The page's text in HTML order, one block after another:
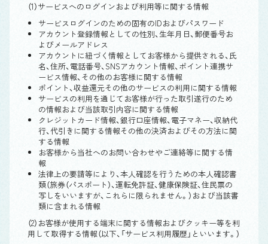
（1）サービスへのログインおよび利用等に関する情報
サービスログインのための固有のIDおよびパスワード
アカウント登録情報としての性別、生年月日、郵便番号お
よびメールアドレス
アカウントに紐づく情報としてお客様から提供される、氏
名、住所、電話番号、SNSアカウント情報、ポイント連携サ
ービス情報、その他のお客様に関する情報
ポイント、収益還元その他のサービスの利用に関する情報
サービスの利用を通じてお客様が行った取引遂行のため
の情報および当該取引内容に関する情報
クレジットカード情報、銀行口座情報、電子マネー、収納代
行、代引きに関する情報その他の決済およびその方法に関
する情報
お客様から当社へのお問い合わせやご連絡等に関する情
報
法律上の要請等により、本人確認を行うための本人確認書
類（旅券（パスポート）、運転免許証、健康保険証、住民票の
写しをいいますが、これらに限られません。）および当該書
類に含まれる情報
（2）お客様が使用する端末に関する情報およびクッキー等を利
用して取得する情報（以下、「サービス利用履歴」といいます。）